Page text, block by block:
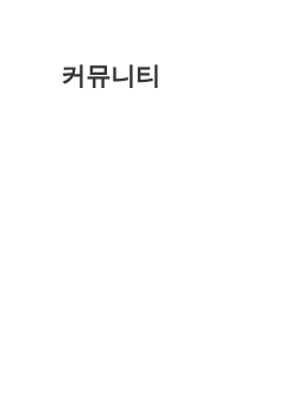
커뮤니티